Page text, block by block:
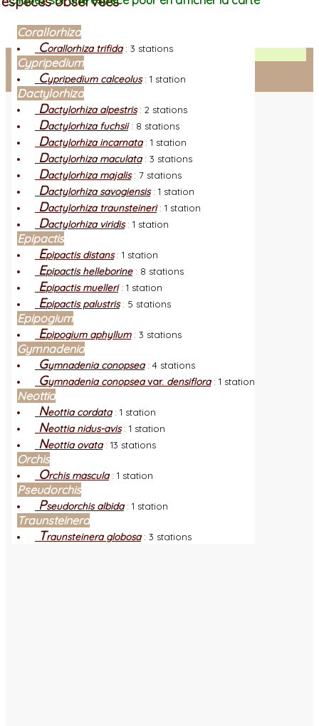
Facebook
Connexion adhérent
Corallorhiza
Corallorhiza trifida: 3 stations
Cypripedium
Cypripedium calceolus: 1 station
Dactylorhiza
Dactylorhiza alpestris: 2 stations
Dactylorhiza fuchsii: 8 stations
Dactylorhiza incarnata: 1 station
Dactylorhiza maculata: 3 stations
Dactylorhiza majalis: 7 stations
Dactylorhiza savogiensis: 1 station
Dactylorhiza traunsteineri: 1 station
Dactylorhiza viridis: 1 station
Epipactis
Epipactis distans: 1 station
Epipactis helleborine: 8 stations
Epipactis muelleri: 1 station
Epipactis palustris: 5 stations
Epipogium
Epipogium aphyllum: 3 stations
Gymnadenia
Gymnadenia conopsea: 4 stations
Gymnadenia conopseavar. densiflora: 1 station
Neottia
Neottia cordata: 1 station
Neottia nidus-avis: 1 station
Neottia ovata: 13 stations
Orchis
Orchis mascula: 1 station
Pseudorchis
Pseudorchis albida: 1 station
Traunsteinera
Traunsteinera globosa: 3 stations